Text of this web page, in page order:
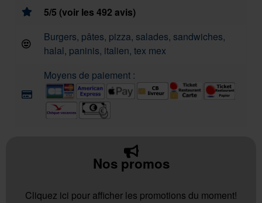
5/5 (voir les 492 avis)
Burgers, pâtes, pizza, salades, sandwiches,
halal, paninis, italien, tex mex
Moyens de paiement :
Nos promos
Cliquez ici pour afficher les promotions du moment!